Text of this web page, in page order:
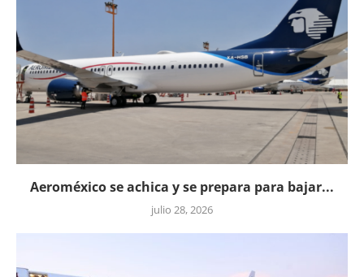
Aeroméxico se achica y se prepara para bajar...
julio 28, 2026